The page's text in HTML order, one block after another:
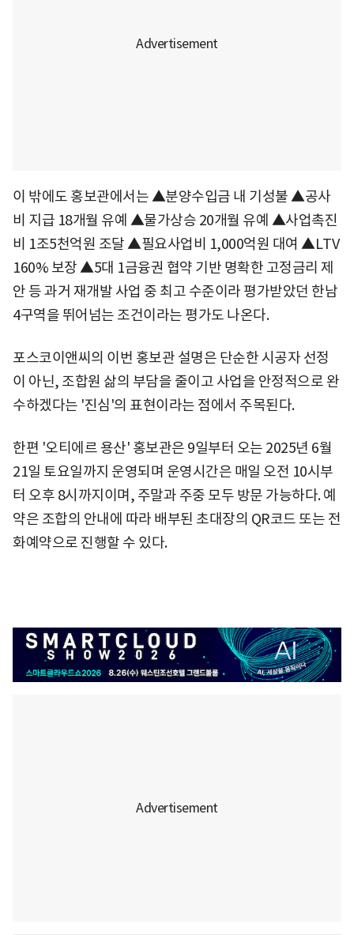
이 밖에도 홍보관에서는 ▲분양수입금 내 기성불 ▲공사
비 지급 18개월 유예 ▲물가상승 20개월 유예 ▲사업촉진
비 1조5천억원 조달 ▲필요사업비 1,000억원 대여 ▲LTV
160% 보장 ▲5대 1금융권 협약 기반 명확한 고정금리 제
안 등 과거 재개발 사업 중 최고 수준이라 평가받았던 한남
4구역을 뛰어넘는 조건이라는 평가도 나온다.
포스코이앤씨의 이번 홍보관 설명은 단순한 시공자 선정
이 아닌, 조합원 삶의 부담을 줄이고 사업을 안정적으로 완
수하겠다는 '진심'의 표현이라는 점에서 주목된다.
한편 '오티에르 용산' 홍보관은 9일부터 오는 2025년 6월
21일 토요일까지 운영되며 운영시간은 매일 오전 10시부
터 오후 8시까지이며, 주말과 주중 모두 방문 가능하다. 예
약은 조합의 안내에 따라 배부된 초대장의 QR코드 또는 전
화예약으로 진행할 수 있다.